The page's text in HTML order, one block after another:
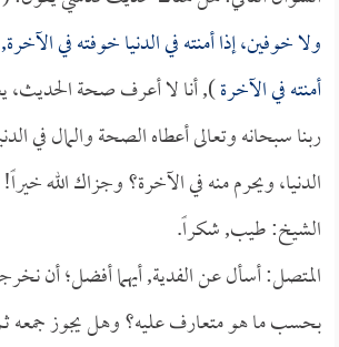
ولا خوفين، إذا أمنته في الدنيا خوفته في
أمنته في الآخرة), أنا لا أعرف صحة الحديث،
ربنا سبحانه وتعالى أعطاه الصحة والمال في
الدنيا، ويحرم منه في الآخرة؟ وجزاك الله خيراً!
الشيخ: طيب, شكراً.
المتصل: أسأل عن الفدية, أيهما أفضل؛ أن
بحسب ما هو متعارف عليه؟ وهل يجوز جمعه